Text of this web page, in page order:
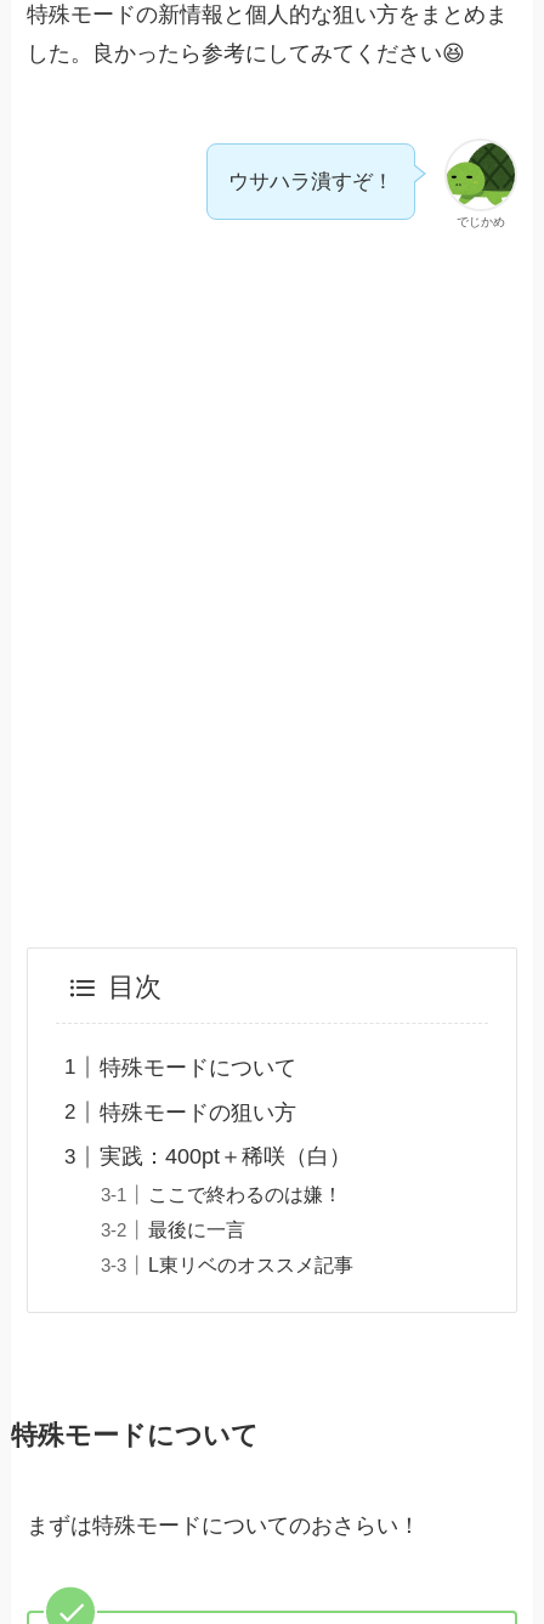
特殊モードの新情報と個人的な狙い方をまとめま
した。良かったら参考にしてみてください😆
でじかめ
ウサハラ潰すぞ！
目次
特殊モードについて
特殊モードの狙い方
実践：400pt＋稀咲（白）
ここで終わるのは嫌！
最後に一言
L東リベのオススメ記事
特殊モードについて
まずは特殊モードについてのおさらい！